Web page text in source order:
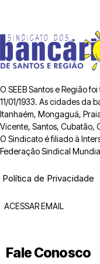
O SEEB Santos e Região
11/01/1933. As cidades da
Itanhaém, Mongaguá,
Vicente, Santos, Cubatão,
O Sindicato é filiado à
Federação Sindical
Política de Privacidade
ACESSAR EMAIL
Fale Conosco